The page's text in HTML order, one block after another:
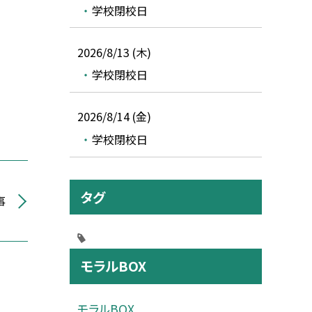
学校閉校日
2026/8/13 (木)
学校閉校日
2026/8/14 (金)
学校閉校日
タグ
モラルBOX